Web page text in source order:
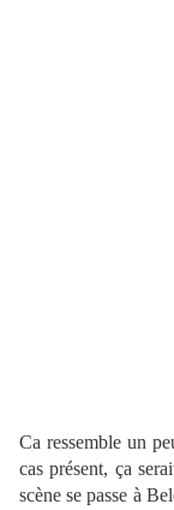
Ca ressemble un
cas présent, ça
scène se passe à